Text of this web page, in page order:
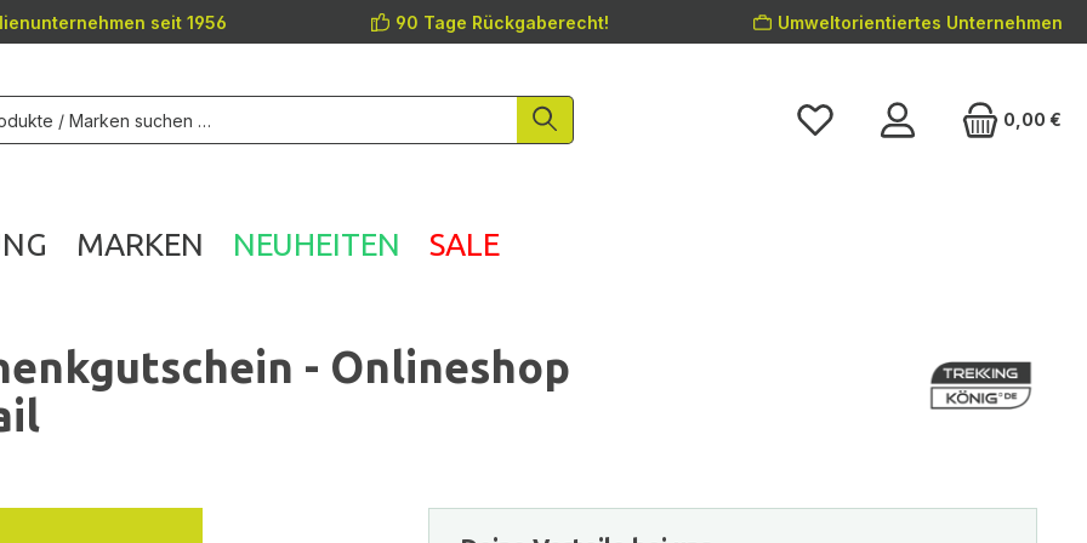
seit 1956 90 Tage Rückgaberecht! Umweltorientiertes Unternehmen
0,00 €
MARKEN NEUHEITEN SALE
- Onlineshop